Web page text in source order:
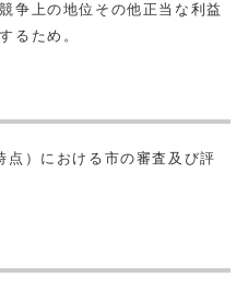
争上の地位その他正当な利益
るため。
点）における市の審査及び評